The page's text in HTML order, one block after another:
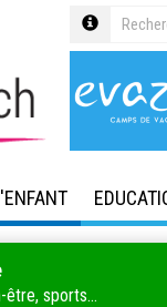
être, sports...